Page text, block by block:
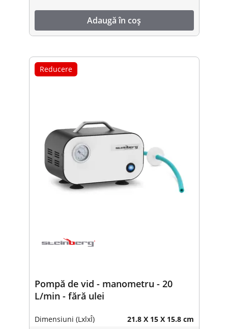
Adaugă în coș
Reducere
Pompă de vid - manometru - 20
L/min - fără ulei
Dimensiuni (LxlxÎ) 21.8 X 15 X 15.8 cm